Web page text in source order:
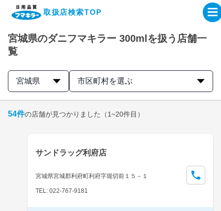
取扱店検索TOP
企業・IR情報サイト
製品情報サイト
取扱店検索はこちら
宮城県のダニフマキラー 300mlを扱う店舗一
覧
宮城県 市区町村を選ぶ
54件の店舗が見つかりました （1~20件目）
サンドラッグ利府店
宮城県宮城郡利府町利府字堀切前１５－１
TEL: 022-767-9181